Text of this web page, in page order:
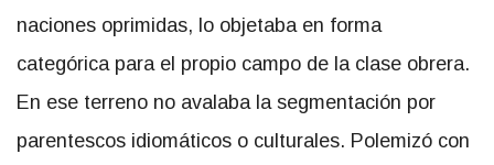
naciones oprimidas, lo objetaba en forma
categórica para el propio campo de la clase obrera.
En ese terreno no avalaba la segmentación por
parentescos idiomáticos o culturales. Polemizó con